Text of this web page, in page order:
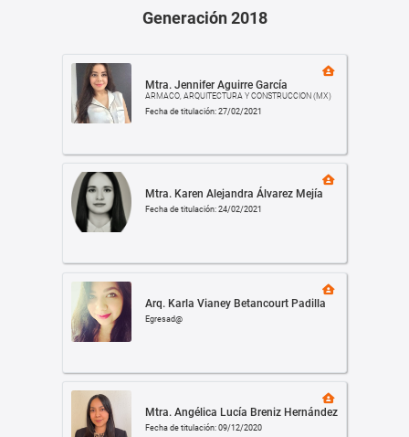
Generación 2018
Mtra. Jennifer Aguirre García
ARMACO, ARQUITECTURA Y CONSTRUCCION (MX)
Fecha de titulación: 27/02/2021
Mtra. Karen Alejandra Álvarez Mejía
Fecha de titulación: 24/02/2021
Arq. Karla Vianey Betancourt Padilla
Egresad@
Mtra. Angélica Lucía Breniz Hernández
Fecha de titulación: 09/12/2020